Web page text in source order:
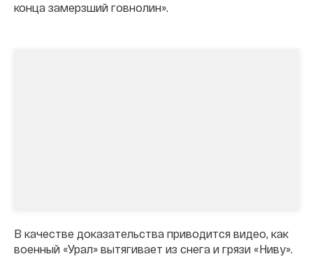
конца замерзший говнолин».
В качестве доказательства приводится видео, как
военный «Урал» вытягивает из снега и грязи «Ниву».